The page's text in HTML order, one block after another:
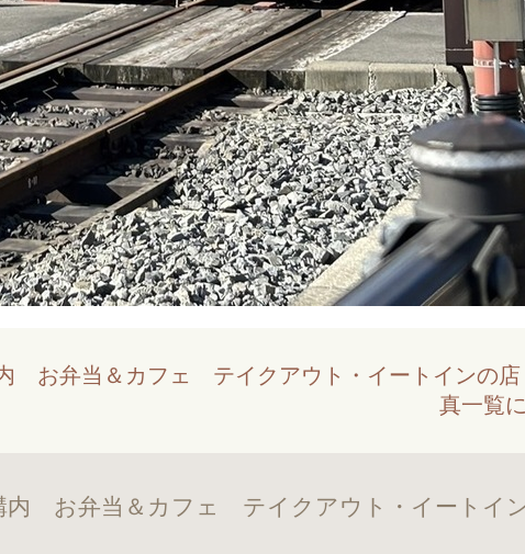
お弁当＆カフェ テイクアウト・イートインの店
真一覧
内 お弁当＆カフェ テイクアウト・イートイ